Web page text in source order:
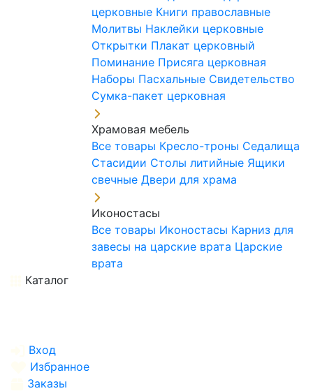
церковные Книги православные
Молитвы Наклейки церковные
Открытки Плакат церковный
Поминание Присяга церковная
Наборы Пасхальные Свидетельство
Сумка-пакет церковная
Храмовая мебель
Все товары Кресло-троны Седалища
Стасидии Столы литийные Ящики
свечные Двери для храма
Иконостасы
Все товары Иконостасы Карниз для
завесы на царские врата Царские
врата
Каталог
Вход
Избранное
Заказы